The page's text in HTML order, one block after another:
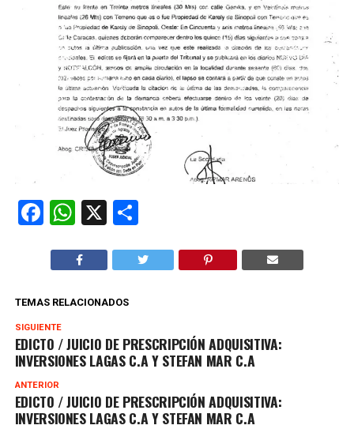
Facebook
WhatsApp
X Compartir
TEMAS RELACIONADOS
SIGUIENTE
EDICTO / JUICIO DE PRESCRIPCIÓN ADQUISITIVA:
INVERSIONES LAGAS C.A Y STEFAN MAR C.A
ANTERIOR
EDICTO / JUICIO DE PRESCRIPCIÓN ADQUISITIVA:
INVERSIONES LAGAS C.A Y STEFAN MAR C.A